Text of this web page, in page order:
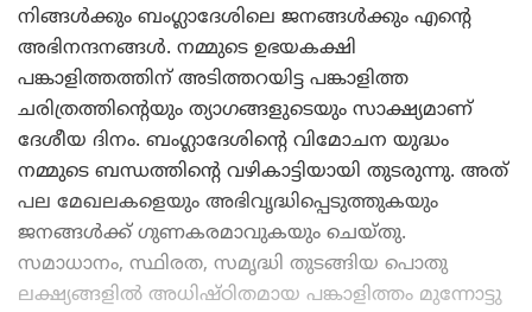
നിങ്ങൾക്കും ബംഗ്ലാദേശിലെ ജനങ്ങൾക്കും എന്റെ
അഭിനന്ദനങ്ങൾ. നമ്മുടെ ഉഭയകക്ഷി
പങ്കാളിത്തത്തിന് അടിത്തറയിട്ട പങ്കാളിത്ത
ചരിത്രത്തിന്റെയും ത്യാഗങ്ങളുടെയും സാക്ഷ്യമാണ്
ദേശീയ ദിനം. ബംഗ്ലാദേശിന്റെ വിമോചന യുദ്ധം
നമ്മുടെ ബന്ധത്തിന്റെ വഴികാട്ടിയായി തുടരുന്നു. അത്
പല മേഖലകളെയും അഭിവൃദ്ധിപ്പെടുത്തുകയും
ജനങ്ങൾക്ക് ഗുണകരമാവുകയും ചെയ്തു.
സമാധാനം, സ്ഥിരത, സമൃദ്ധി തുടങ്ങിയ പൊതു
ലക്ഷ്യങ്ങളിൽ അധിഷ്ഠിതമായ പങ്കാളിത്തം മുന്നോട്ടു